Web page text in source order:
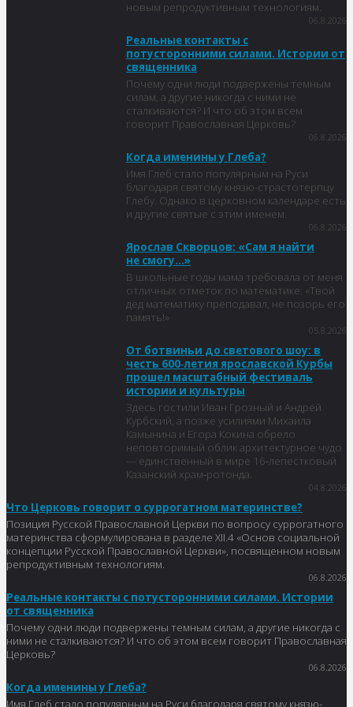
новым репродуктивным технологиям.
06.8.2026
Реальные контакты с
потусторонними силами. Истории от
священника
Почему одни люди подвержены темным
силам, а другие никогда с ними не
сталкиваются? И что об этом всем
говорит Православная Церковь?
06.8.2026
Когда именины у Глеба?
Имя Глеб стало популярным на Руси
благодаря святому князю-страстотерпцу
Глебу. Однако в церковном календаре есть
и другие святые с этим именем.
06.8.2026
Ярослав Скворцов: «Сам я найти
не смогу…»
В школьные годы мама требовала от меня
отличных отметок по математике: «Твой
дед математику преподавал, не позорь его
память!»
05.8.2026
От ботвиньи до светового шоу: в
честь 600‑летия ярославской Курбы
прошел масштабный фестиваль
истории и культуры
Здесь гостили Иван Грозный и Андрей
Курбский, а позже усилиями Михаила
Камынина и Егора Кокина обрело
неповторимый облик архитектурное чудо
— единственный в мире 16‑лепестковый
Казанский храм‑ротонда.
04.8.2026
Что Церковь говорит о суррогатном материнстве?
Позиция Русской Православной Церкви по вопросу суррогатного
материнства сформулирована в разделе XII.4 «Основ социальной
концепции Русской Православной Церкви», посвященном новым
репродуктивным технологиям.
06.8.2026
Реальные контакты с потусторонними силами. Истории
от священника
Почему одни люди подвержены темным силам, а другие никогда с
ними не сталкиваются? И что об этом всем говорит Православная
Церковь?
06.8.2026
Когда именины у Глеба?
Имя Глеб стало популярным на Руси благодаря святому князю-